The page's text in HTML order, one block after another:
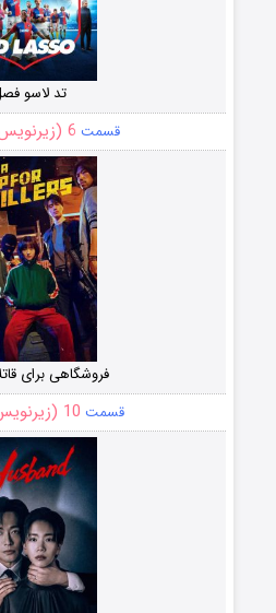
تد لاسو
قسمت 6 (زیرنویس)
فروشگاهی برای
قسمت 10 (زیرنویس)